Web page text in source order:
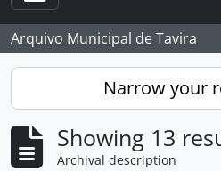
Toggle navigation
Arquivo Municipal de Tavira
Narrow your
Showing 13
Archival description